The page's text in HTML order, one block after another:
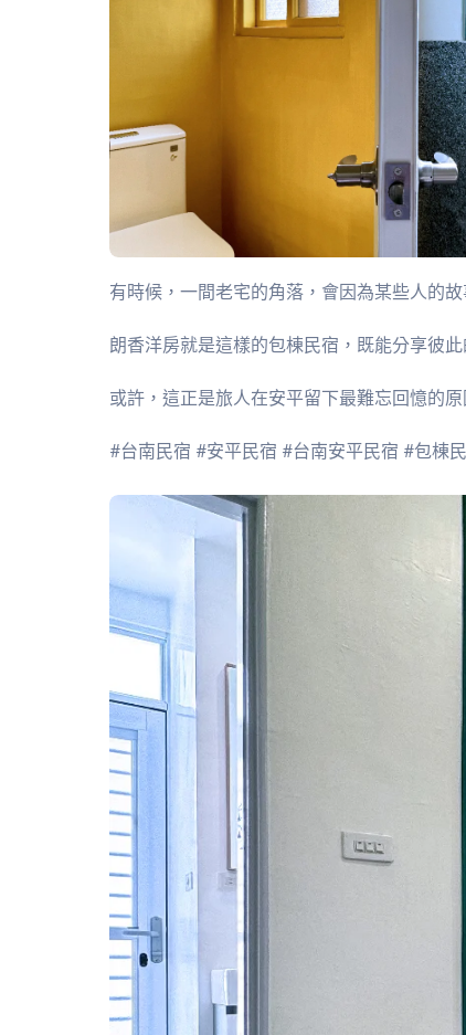
有時候，一間老宅的角落，會因為某些人的故
朗香洋房就是這樣的包棟民宿，既能分享彼
或許，這正是旅人在安平留下最難忘回憶的原
#台南民宿 #安平民宿 #台南安平民宿 #包棟